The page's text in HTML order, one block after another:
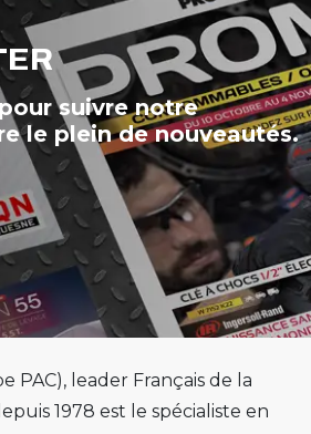
suivre notre
le plein de nouveautés.
PAC), leader Français de la
1978 est le spécialiste en